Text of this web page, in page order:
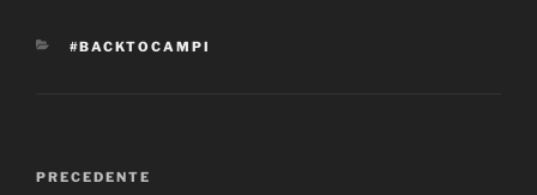
CATEGORIE
#BACKTOCAMPI
Articolo
PRECEDENTE